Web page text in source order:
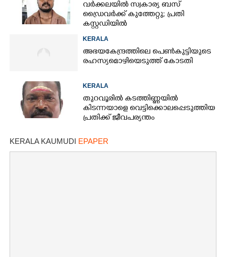
വർക്കലയിൽ സ്വകാര്യ ബസ്
ഡ്രൈവർക്ക് കുത്തേറ്റു; പ്രതി
കസ്റ്റഡിയിൽ
KERALA
അഭയകേന്ദ്രത്തിലെ പെൺകുട്ടിയുടെ
രഹസ്യമൊഴിയെടുത്ത് കോടതി
KERALA
തുറവൂരിൽ കടത്തിണ്ണയിൽ
കിടന്നയാളെ വെട്ടിക്കൊലപ്പെടുത്തിയ
പ്രതിക്ക്​ ജീവപര്യന്തം
KERALA KAUMUDI EPAPER